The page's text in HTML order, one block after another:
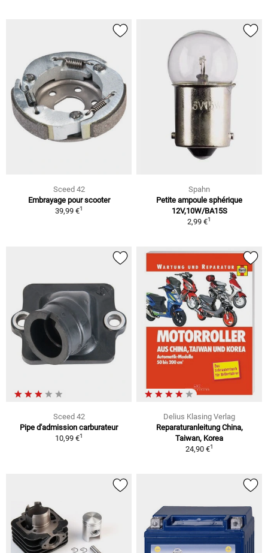
Sceed 42
Embrayage pour scooter
39,99 €1
Spahn
Petite ampoule sphérique
12V,10W/BA15S
2,99 €1
Sceed 42
Pipe d'admission carburateur
10,99 €1
Delius Klasing Verlag
Reparaturanleitung China,
Taiwan, Korea
24,90 €1